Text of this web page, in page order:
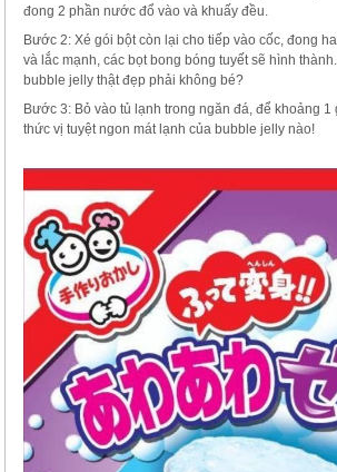
đong 2 phần nước đổ vào và khuấy đều.
Bước 2: Xé gói bột còn lại cho tiếp vào cốc, đong
và lắc mạnh, các bọt bong bóng tuyết sẽ hình
bubble jelly thật đẹp phải không bé?
Bước 3: Bỏ vào tủ lạnh trong ngăn đá, để khoảng
thức vị tuyệt ngon mát lạnh của bubble jelly nào!